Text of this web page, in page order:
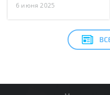
перезагружается?
6 июня 2025